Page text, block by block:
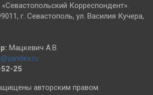
Корреспондент».
г. Севастополь, ул. Василия Кучера,
Мацкевич А.В.
25
авторским правом.